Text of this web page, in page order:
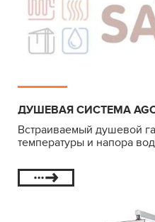
ДУШЕВАЯ СИСТЕМА
Встраиваемый душевой
температуры и напора